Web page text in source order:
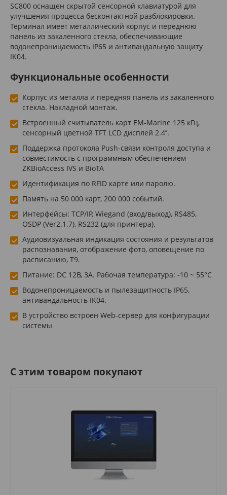
SC800 оснащен скрытой сенсорной клавиатурой для
улучшения процесса бесконтактной разблокировки.
Терминал имеет металлический корпус и переднюю
панель из закаленного стекла, обеспечивающие
водонепроницаемость IP65 и антивандальную защиту
IK04.
Функциональные особенности
Корпус из металла и передняя панель из закаленного
стекла. Накладной монтаж.
Встроенный считыватель карт EM-Marine 125 кГц,
сенсорный цветной TFT LCD дисплей 2.4’’.
Поддержка протокола Push-связи контроля доступа и
совместимость с программным обеспечением
ZKBioAccess IVS и BioTA
Идентификация по RFID карте или паролю.
Память на 50 000 карт, 200 000 событий.
Интерфейсы: TCP/IP, Wiegand (вход/выход), RS485,
OSDP (Ver2.1.7), RS232 (для принтера).
Аудиовизуальная индикация состояния и результатов
распознавания, отображение фото, оповещение по
расписанию, T9.
Питание: DC 12В, 3А. Рабочая температура: -10 ~ 55°C
Водонепроницаемость и пылезащитность IP65,
антивандальность IK04.
В устройство встроен Web-сервер для конфигурации
системы
C этим товаром покупают